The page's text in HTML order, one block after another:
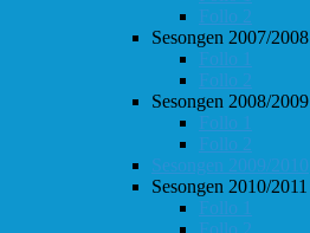
Follo 2
Sesongen 2007/2008
Follo 1
Follo 2
Sesongen 2008/2009
Follo 1
Follo 2
Sesongen 2009/2010
Sesongen 2010/2011
Follo 1
Follo 2